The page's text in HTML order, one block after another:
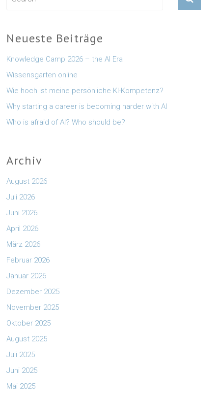
Neueste Beiträge
Knowledge Camp 2026 – the AI Era
Wissensgarten online
Wie hoch ist meine persönliche KI-Kompetenz?
Why starting a career is becoming harder with AI
Who is afraid of AI? Who should be?
Archiv
August 2026
Juli 2026
Juni 2026
April 2026
März 2026
Februar 2026
Januar 2026
Dezember 2025
November 2025
Oktober 2025
August 2025
Juli 2025
Juni 2025
Mai 2025